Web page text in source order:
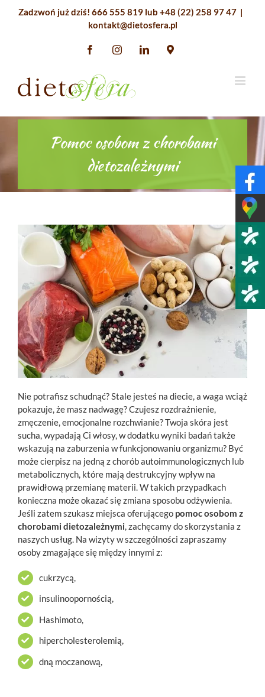
Zadzwoń już dziś! 666 555 819 lub +48 (22) 258 97 47 |
kontakt@dietosfera.pl
FacebookInstagramLinkedInGoogle
Pomoc osobom z chorobami
dietozależnymi
Nie potrafisz schudnąć? Stale jesteś na diecie, a waga wciąż
pokazuje, że masz nadwagę? Czujesz rozdrażnienie,
zmęczenie, emocjonalne rozchwianie? Twoja skóra jest
sucha, wypadają Ci włosy, w dodatku wyniki badań także
wskazują na zaburzenia w funkcjonowaniu organizmu? Być
może cierpisz na jedną z chorób autoimmunologicznych lub
metabolicznych, które mają destrukcyjny wpływ na
prawidłową przemianę materii. W takich przypadkach
konieczna może okazać się zmiana sposobu odżywienia.
Jeśli zatem szukasz miejsca oferującego pomoc osobom z
chorobami dietozależnymi, zachęcamy do skorzystania z
naszych usług. Na wizyty w szczególności zapraszamy
osoby zmagające się między innymi z:
cukrzycą,
insulinoopornością,
Hashimoto,
hipercholesterolemią,
dną moczanową,